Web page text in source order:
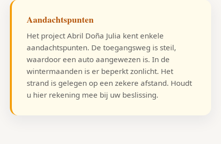
Aandachtspunten
Het project Abril Doña Julia kent enkele
aandachtspunten. De toegangsweg is steil,
waardoor een auto aangewezen is. In de
wintermaanden is er beperkt zonlicht. Het
strand is gelegen op een zekere afstand. Houdt
u hier rekening mee bij uw beslissing.